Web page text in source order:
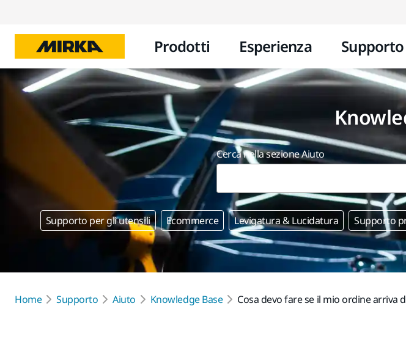
Prodotti Esperienza Supporto
Cerca nella sezione Aiuto
Supporto per gli utensili Ecommerce Levigatura & Lucidatura Supporto
Home Supporto Aiuto Knowledge Base Cosa devo fare se il mio ordine arriva